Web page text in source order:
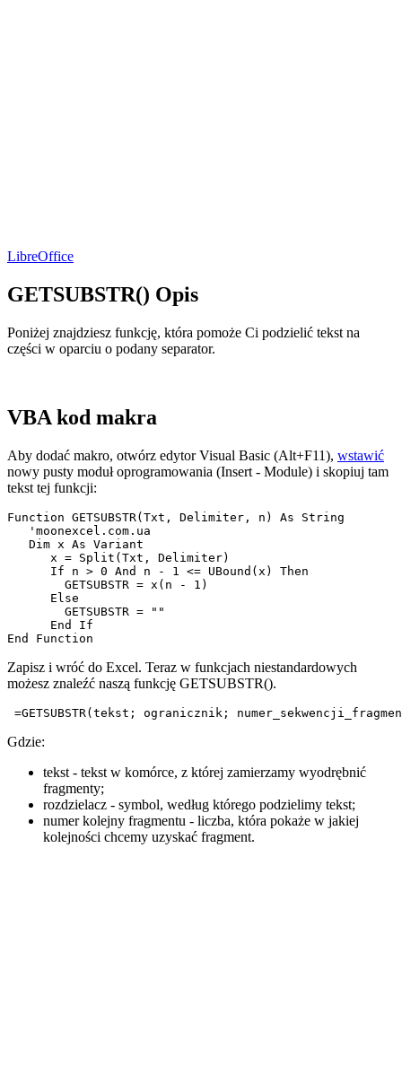
LibreOffice
GETSUBSTR() Opis
Poniżej znajdziesz funkcję, która pomoże Ci podzielić tekst na
części w oparciu o podany separator.
VBA kod makra
Aby dodać makro, otwórz edytor Visual Basic (Alt+F11), wstawić
nowy pusty moduł oprogramowania (Insert - Module) i skopiuj tam
tekst tej funkcji:
Function GETSUBSTR(Txt, Delimiter, n) As String
   'moonexcel.com.ua
   Dim x As Variant
      x = Split(Txt, Delimiter)
      If n > 0 And n - 1 <= UBound(x) Then
        GETSUBSTR = x(n - 1)
      Else
        GETSUBSTR = ""
      End If
Zapisz i wróć do Excel. Teraz w funkcjach niestandardowych
możesz znaleźć naszą funkcję GETSUBSTR().
=GETSUBSTR(tekst; ogranicznik;
Gdzie:
tekst - tekst w komórce, z której zamierzamy wyodrębnić
fragmenty;
rozdzielacz - symbol, według którego podzielimy tekst;
numer kolejny fragmentu - liczba, która pokaże w jakiej
kolejności chcemy uzyskać fragment.